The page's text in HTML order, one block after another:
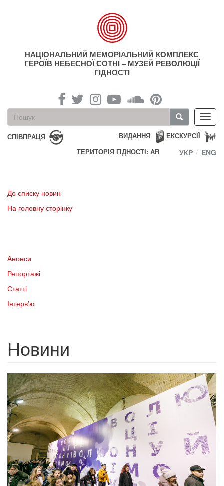
НАЦІОНАЛЬНИЙ МЕМОРІАЛЬНИЙ КОМПЛЕКС
ГЕРОЇВ НЕБЕСНОЇ СОТНІ – МУЗЕЙ РЕВОЛЮЦІЇ
ГІДНОСТІ
Пошукова
форма
Пошук
СПІВПРАЦЯ ЕКСКУРСІЇ
ВИДАННЯ
ТЕРИТОРІЯ ГІДНОСТІ: AR
УКР ENG
До списку новин
На головну сторінку
Анонси
Репортажі
Статті
Інтерв'ю
Новини